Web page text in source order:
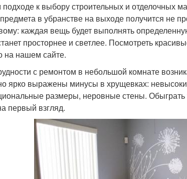
к выбору строительных и отделочных
предмета в убранстве на выходе получится не
каждая вещь будет выполнять
просторнее и светлее. Посмотреть
на нашем сайте.
с ремонтом в небольшой комнате
ярко выражены минусы в хрущевках:
размеры, неровные стены. Обыграть
первый взгляд.